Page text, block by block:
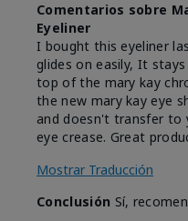
Comentarios sobre
Eyeliner
I bought this eyeliner
glides on easily, It
top of the mary kay
the new mary kay eye
and doesn't transfer to
eye crease. Great
Mostrar Traducción
Conclusión Sí,